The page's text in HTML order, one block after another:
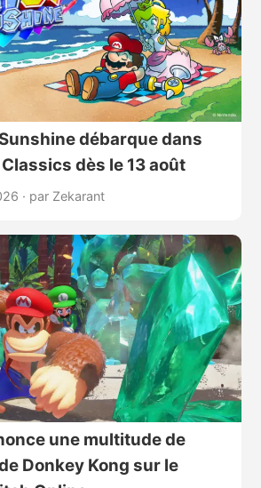
débarque dans
dès le 13 août
· par Zekarant
une multitude de
Donkey Kong sur le